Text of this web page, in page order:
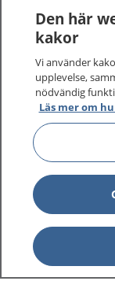
Den här
kakor
Vi använder
upplevelse,
nödvändig
Läs mer om